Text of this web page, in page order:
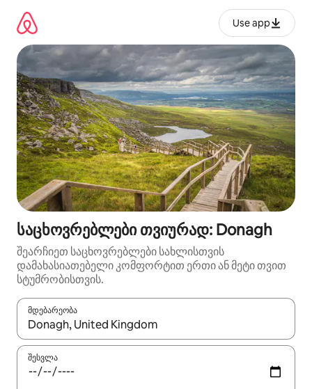
გადასვლა
Use app
საცხოვრებლები თვიურად: Donagh
შეარჩიეთ საცხოვრებლები სახლისთვის
დამახასიათებელი კომფორტით ერთი ან მეტი თვით
სტუმრობისთვის.
მდებარეობა
როცა შედეგები ხელმისაწვდომი გახდება, ნავიგაციისთვის
შესვლა